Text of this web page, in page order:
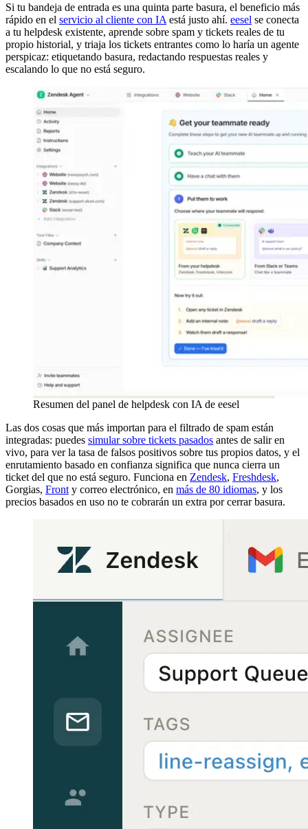
Si tu bandeja de entrada es una quinta parte basura, el beneficio más
rápido en el servicio al cliente con IA está justo ahí. eesel se conecta
a tu helpdesk existente, aprende sobre spam y tickets reales de tu
propio historial, y triaja los tickets entrantes como lo haría un agente
perspicaz: etiquetando basura, redactando respuestas reales y
escalando lo que no está seguro.
Resumen del panel de helpdesk con IA de eesel
Las dos cosas que más importan para el filtrado de spam están
integradas: puedes simular sobre tickets pasados antes de salir en
vivo, para ver la tasa de falsos positivos sobre tus propios datos, y el
enrutamiento basado en confianza significa que nunca cierra un
ticket del que no está seguro. Funciona en Zendesk, Freshdesk,
Gorgias, Front y correo electrónico, en más de 80 idiomas, y los
precios basados en uso no te cobrarán un extra por cerrar basura.